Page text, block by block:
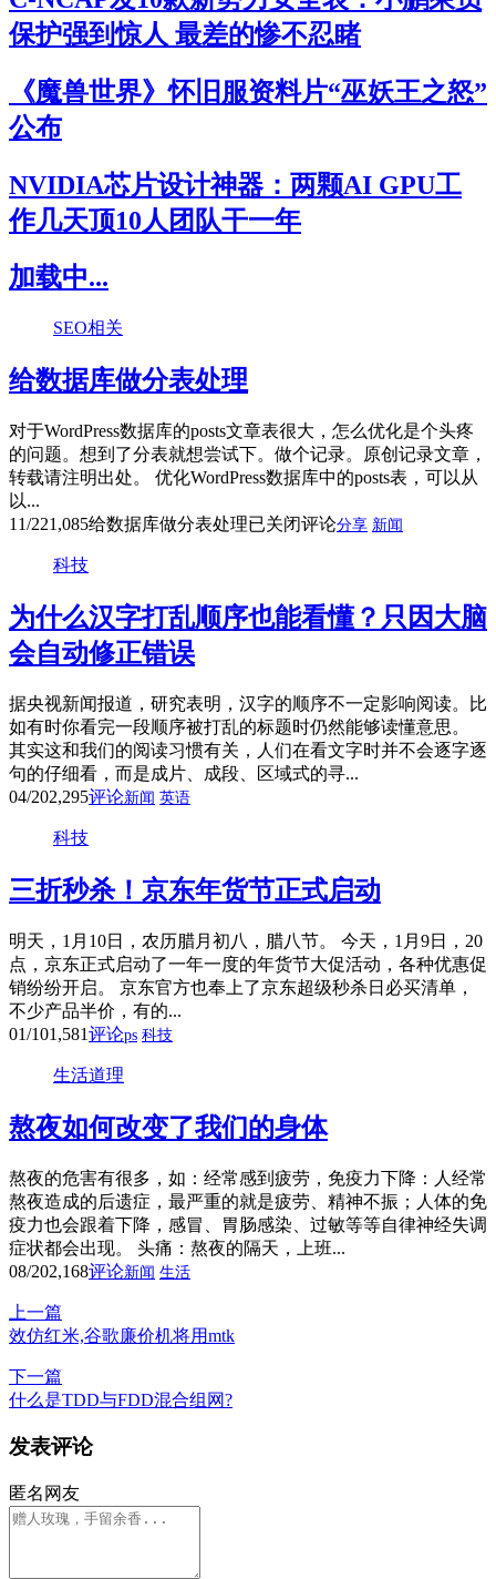
保护强到惊人 最差的惨不忍睹
《魔兽世界》怀旧服资料片“巫妖王之怒”
公布
NVIDIA芯片设计神器：两颗AI GPU工
作几天顶10人团队干一年
加载中...
SEO相关
给数据库做分表处理
对于WordPress数据库的posts文章表很大，怎么优化是个头疼
的问题。想到了分表就想尝试下。做个记录。原创记录文章，
转载请注明出处。 优化WordPress数据库中的posts表，可以从
以...
11/221,085给数据库做分表处理已关闭评论分享 新闻
科技
为什么汉字打乱顺序也能看懂？只因大脑
会自动修正错误
据央视新闻报道，研究表明，汉字的顺序不一定影响阅读。比
如有时你看完一段顺序被打乱的标题时仍然能够读懂意思。
其实这和我们的阅读习惯有关，人们在看文字时并不会逐字逐
句的仔细看，而是成片、成段、区域式的寻...
04/202,295评论新闻 英语
科技
三折秒杀！京东年货节正式启动
明天，1月10日，农历腊月初八，腊八节。 今天，1月9日，20
点，京东正式启动了一年一度的年货节大促活动，各种优惠促
销纷纷开启。 京东官方也奉上了京东超级秒杀日必买清单，
不少产品半价，有的...
01/101,581评论ps 科技
生活道理
熬夜如何改变了我们的身体
熬夜的危害有很多，如：经常感到疲劳，免疫力下降：人经常
熬夜造成的后遗症，最严重的就是疲劳、精神不振；人体的免
疫力也会跟着下降，感冒、胃肠感染、过敏等等自律神经失调
症状都会出现。 头痛：熬夜的隔天，上班...
08/202,168评论新闻 生活
上一篇
效仿红米,谷歌廉价机将用mtk
下一篇
什么是TDD与FDD混合组网?
发表评论
匿名网友